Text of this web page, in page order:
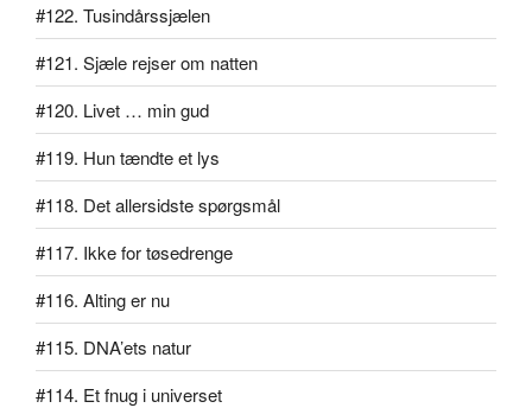
#122. Tusindårssjælen
#121. Sjæle rejser om natten
#120. Livet … min gud
#119. Hun tændte et lys
#118. Det allersidste spørgsmål
#117. Ikke for tøsedrenge
#116. Alting er nu
#115. DNA’ets natur
#114. Et fnug i universet